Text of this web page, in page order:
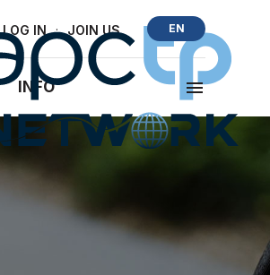
LOG IN · JOIN US EN
INFO